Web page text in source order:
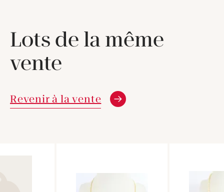
Lots de la même
vente
Revenir à la vente